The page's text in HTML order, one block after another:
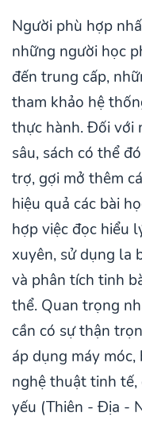
Người phù hợp
những người học
đến trung cấp,
tham khảo hệ
thực hành. Đối với
sâu, sách có thể
trợ, gợi mở thêm
hiệu quả các bài
hợp việc đọc hiểu
xuyên, sử dụng la
và phân tích tinh
thể. Quan trọng
cần có sự thận
áp dụng máy
nghệ thuật tinh tế,
yếu (Thiên - Địa -